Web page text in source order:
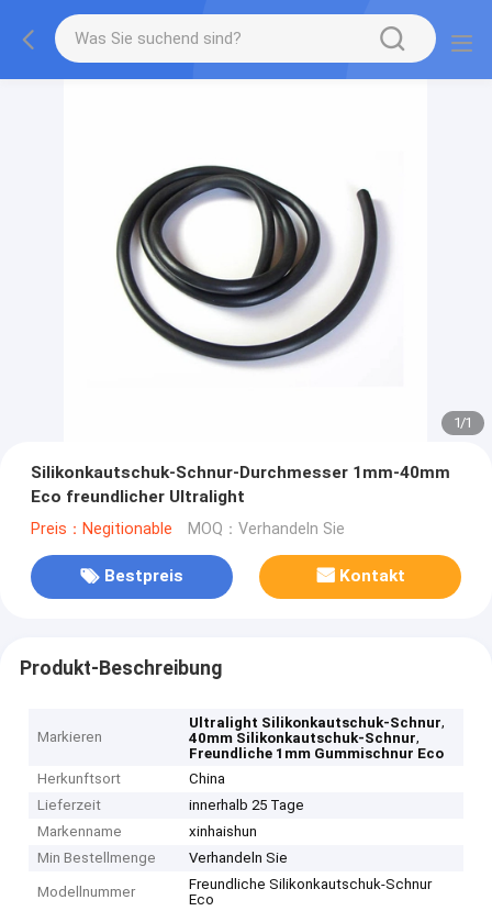
1/1
Silikonkautschuk-Schnur-Durchmesser 1mm-40mm
Eco freundlicher Ultralight
Preis：Negitionable MOQ：Verhandeln Sie
Bestpreis Kontakt
Produkt-Beschreibung
Markieren
Ultralight Silikonkautschuk-Schnur,
40mm Silikonkautschuk-Schnur,
Freundliche 1mm Gummischnur Eco
Herkunftsort
China
Lieferzeit
innerhalb 25 Tage
Markenname
xinhaishun
Min Bestellmenge
Verhandeln Sie
Modellnummer
Freundliche Silikonkautschuk-Schnur
Eco